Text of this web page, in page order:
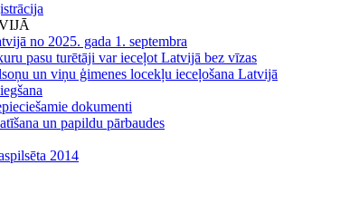
no 2025. gada 1. septembra
pasu turētāji var ieceļot Latvijā bez vīzas
un viņu ģimenes locekļu ieceļošana Latvijā
dokumenti
un papildu pārbaudes
2014